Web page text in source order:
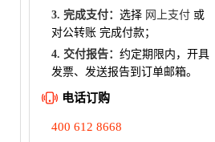
3. 完成支付： 选择 网上支付 或
对公转账 完成付款；
4. 交付报告： 约定期限内，开具
发票、发送报告到订单邮箱。
电话订购
400 612 8668